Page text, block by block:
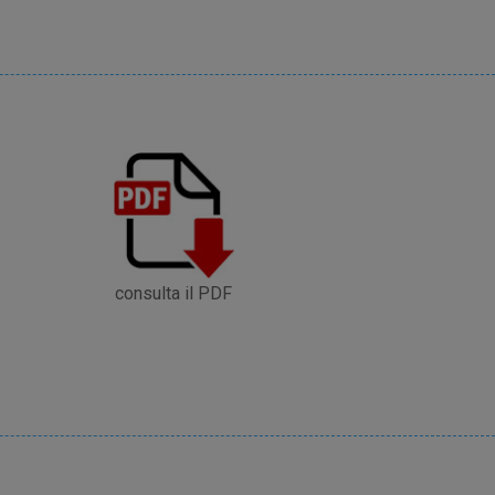
consulta il PDF